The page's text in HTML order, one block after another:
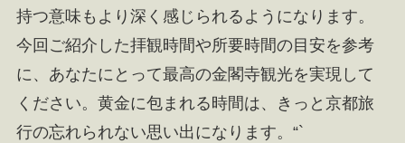
持つ意味もより深く感じられるようになります。
今回ご紹介した拝観時間や所要時間の目安を参考
に、あなたにとって最高の金閣寺観光を実現して
ください。黄金に包まれる時間は、きっと京都旅
行の忘れられない思い出になります。“`